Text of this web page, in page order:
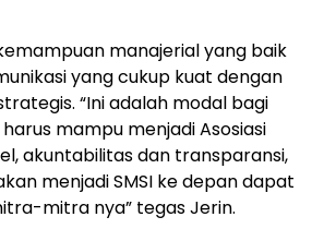
manajerial yang baik
yang cukup kuat dengan
“Ini adalah modal bagi
harus mampu menjadi Asosiasi
akuntabilitas dan transparansi,
menjadi SMSI ke depan dapat
mitra nya” tegas Jerin.